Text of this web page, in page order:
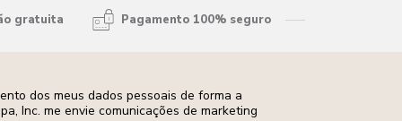
gratuita Pagamento 100% seguro
dos meus dados pessoais de forma a
Inc. me envie comunicações de marketing